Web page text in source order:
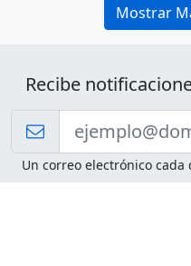
Mostrar
Recibe
Un correo electrónico cada